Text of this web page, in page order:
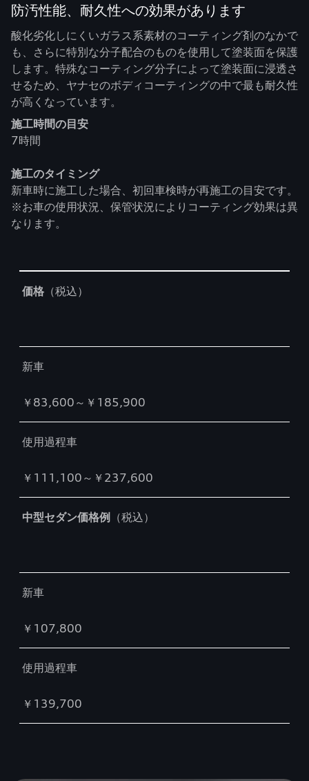
防汚性能、耐久性への効果があります
酸化劣化しにくいガラス系素材のコーティング剤のなかで
も、さらに特別な分子配合のものを使用して塗装面を保護
します。特殊なコーティング分子によって塗装面に浸透さ
せるため、ヤナセのボディコーティングの中で最も耐久性
が高くなっています。
施工時間の目安
7時間
施工のタイミング
新車時に施工した場合、初回車検時が再施工の目安です。
※お車の使用状況、保管状況によりコーティング効果は異
なります。
価格 （税込）
新車
￥83,600～￥185,900
使用過程車
￥111,100～￥237,600
中型セダン価格例 （税込）
新車
￥107,800
使用過程車
￥139,700